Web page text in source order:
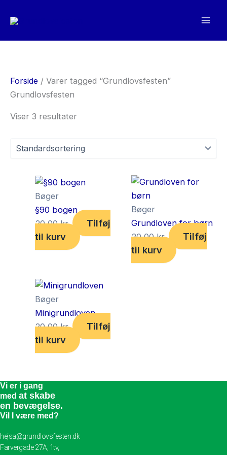
Forside / Varer tagged “Grundlovsfesten”
Grundlovsfesten
Viser 3 resultater
Bøger
§90 bogen
20,00kr.
Tilføj
til kurv
Bøger
Grundloven for børn
20,00kr.
Tilføj
til kurv
Bøger
Minigrundloven
20,00kr.
Tilføj
til kurv
Vi er i gang
med at skabe
en bevægelse.
Vil I være med?
hejsa@grundlovsfesten.dk
Farvergade 27A, 1tv,